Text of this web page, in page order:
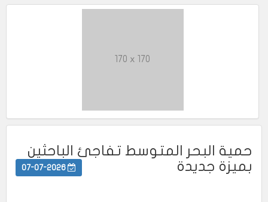
170 x 170
حمية البحر المتوسط تفاجئ الباحثين
بميزة جديدة